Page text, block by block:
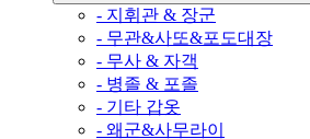
- 지휘관 & 장군
- 무관&사또&포도대장
- 무사 & 자객
- 병졸 & 포졸
- 기타 갑옷
- 왜군&사무라이